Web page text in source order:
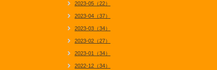
2023-05（22）
2023-04（37）
2023-03（34）
2023-02（27）
2023-01（34）
2022-12（34）